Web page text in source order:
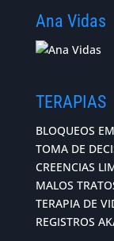
Ana Vidas
TERAPIAS
BLOQUEOS
TOMA DE
CREENCIAS
MALOS
TERAPIA DE
REGISTROS